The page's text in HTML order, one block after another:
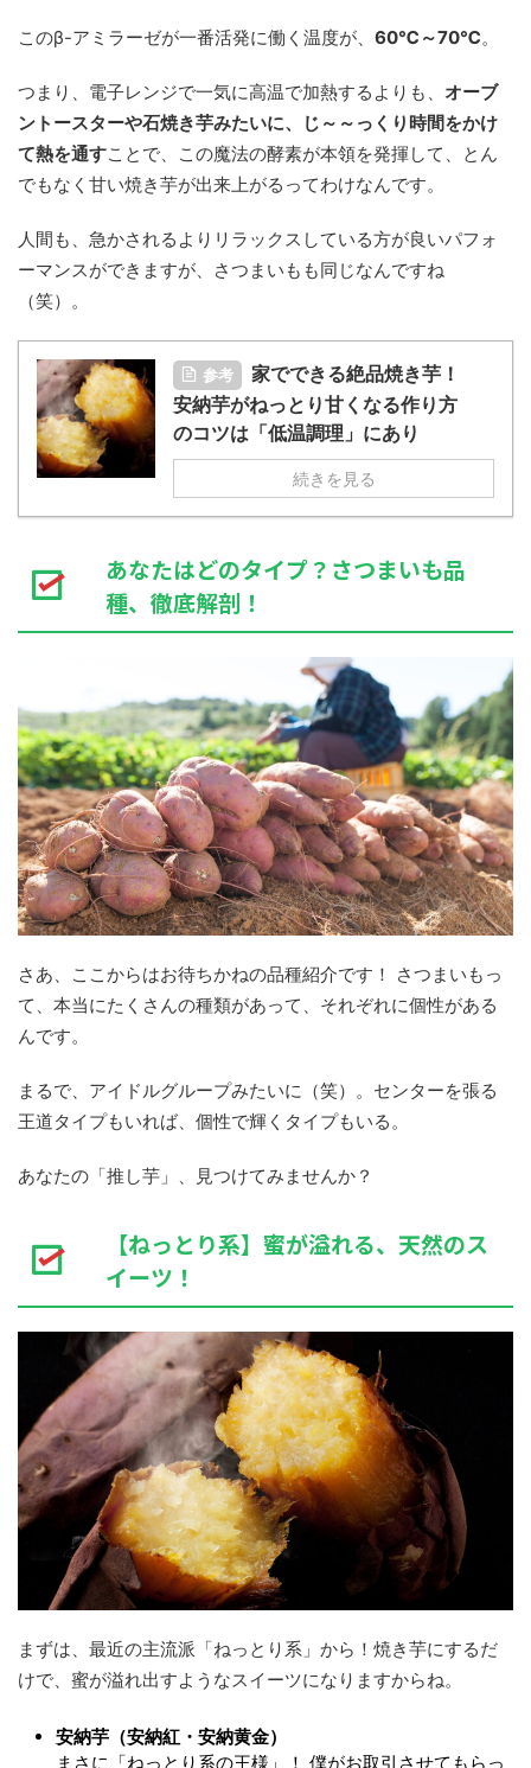
このβ-アミラーゼが一番活発に働く温度が、 60℃～70℃。
つまり、電子レンジで一気に高温で加熱するよりも、 オーブ
ントースターや石焼き芋みたいに、じ～～っくり時間をかけ
て熱を通すことで、この魔法の酵素が本領を発揮して、とん
でもなく甘い焼き芋が出来上がるってわけなんです。
人間も、急かされるよりリラックスしている方が良いパフォ
ーマンスができますが、さつまいもも同じなんですね
（笑）。
参考
家でできる絶品焼き芋！
安納芋がねっとり甘くなる作り方
のコツは「低温調理」にあり
続きを見る
あなたはどのタイプ？さつまいも品
種、徹底解剖！
さあ、ここからはお待ちかねの品種紹介です！ さつまいもっ
て、本当にたくさんの種類があって、それぞれに個性がある
んです。
まるで、アイドルグループみたいに（笑）。センターを張る
王道タイプもいれば、個性で輝くタイプもいる。
あなたの「推し芋」、見つけてみませんか？
【ねっとり系】蜜が溢れる、天然のス
イーツ！
まずは、最近の主流派「ねっとり系」から！焼き芋にするだ
けで、蜜が溢れ出すようなスイーツになりますからね。
安納芋（安納紅・安納黄金）
まさに「ねっとり系の王様」！ 僕がお取引させてもらっ